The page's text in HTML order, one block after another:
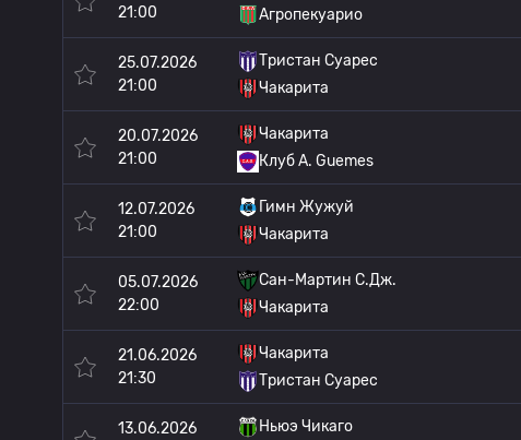
21:00
Агропекуарио
25.07.2026
21:00
Тристан Суарес
Чакарита
20.07.2026
21:00
Чакарита
Клуб А. Guemes
12.07.2026
21:00
Гимн Жужуй
Чакарита
05.07.2026
22:00
Сан-Мартин С.Дж.
Чакарита
21.06.2026
21:30
Чакарита
Тристан Суарес
13.06.2026
Ньюэ Чикаго